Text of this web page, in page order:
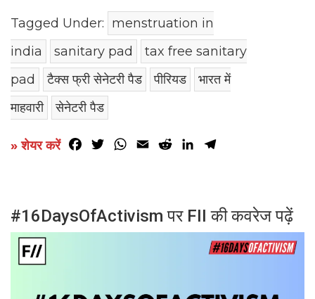
Tagged Under: menstruation in
india
sanitary pad
tax free sanitary
pad
टैक्स फ्री सेनेटरी पैड पीरियड
भारत में
माहवारी
सेनेटरी पैड
» शेयर करें Facebook
TwitterWhatsApp
Email RedditLinkedIn
#16DaysOfActivism पर FII की कवरेज पढ़ें